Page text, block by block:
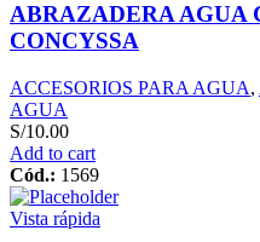
ABRAZADERA AGUA
CONCYSSA
ACCESORIOS PARA AGUA,
AGUA
S/10.00
Add to cart
Cód.: 1569
Vista rápida